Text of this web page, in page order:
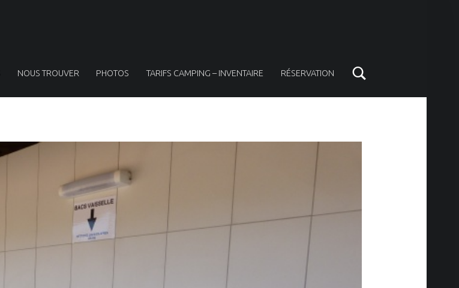
NOUS TROUVER PHOTOS TARIFS CAMPING – INVENTAIRE RÉSERVATION